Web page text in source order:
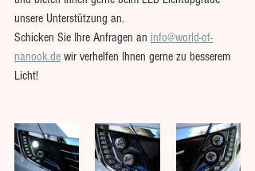
unsere Unterstützung an.
Schicken Sie Ihre Anfragen an info@world-of-
nanook.de wir verhelfen Ihnen gerne zu besserem
Licht!